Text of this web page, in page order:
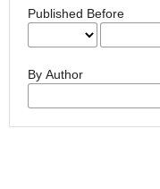
Published Before
By Author